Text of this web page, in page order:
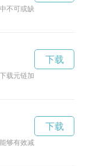
不可或缺的一部分，因
载元链加速App最新版
下载
够有效减轻飓风带来的
下载